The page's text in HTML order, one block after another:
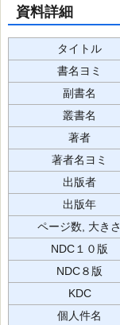
資料詳細
タイトル
書名ヨミ
副書名
叢書名
著者
著者名ヨミ
出版者
出版年
ページ数, 大きさ
NDC１０版
NDC８版
KDC
個人件名